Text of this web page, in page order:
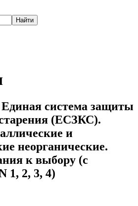
Найти
система защиты
(ЕСЗКС).
и
неорганические.
к выбору (с
1, 2, 3, 4)